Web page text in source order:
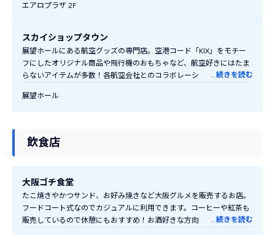
エアロプラザ 2F
スカイショップタウン
展望ホールにある航空グッズの専門店。空港コード「KIX」をモチー
フにしたオリジナル商品や飛行機のおもちゃなど、航空好きにはたま
らないアイテムが多数！各航空会社とのコラボレーショングッズも見
続きを読む
展望ホール
飲食店
大阪ゴチ食堂
たこ焼きやかつサンド、お好み焼きなど大阪グルメを販売するお店。
フードコート式なのでカジュアルに利用できます。コーヒーや紅茶も
販売しているので休憩にもおすすめ！お酒好きな方向けに1品ものと
続きを読む